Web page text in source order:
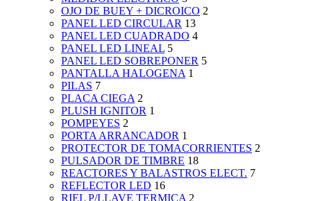
OJO DE BUEY + DICROICO 2
PANEL LED CIRCULAR 13
PANEL LED CUADRADO 4
PANEL LED LINEAL 5
PANEL LED SOBREPONER 5
PANTALLA HALOGENA 1
PILAS 7
PLACA CIEGA 2
PLUSH IGNITOR 1
POMPEYES 2
PORTA ARRANCADOR 1
PROTECTOR DE TOMACORRIENTES 2
PULSADOR DE TIMBRE 18
REACTORES Y BALASTROS ELECT. 7
REFLECTOR LED 16
RIEL P/LLAVE TERMICA 2